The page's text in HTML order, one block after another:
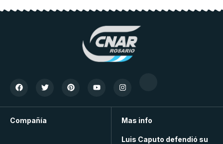
Compañía Mas info
Luis Caputo defendió su